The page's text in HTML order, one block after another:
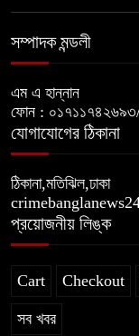
সম্পাদক মন্ডলী
এম এ হান্নান
ফোন :
যোগাযোগের ঠিকানা
ঠিকানা,মতিঝিল,ঢাকা
প্রয়োজনীয় লিঙ্ক
Cart Checkout
সব খবর